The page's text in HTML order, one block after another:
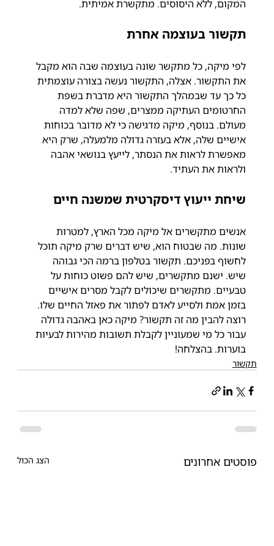
המקום, ללא היסוסים. מתקשרת אמיתית.
תקשור בעוצמה אחרת
לפי מיקה, כל מתקשר שונה בעוצמה שבה הוא מקבל
את התקשור. אצלה, התקשור נעשה בצורה עוצמתית
כל כך עד שבמהלך התקשור היא מדברת בשפת
החרטומים העתיקה ממצרים, שפה שלא למדה
מעולם. בנוסף, מיקה מדגישה כי לא מדובר בכוחות
אישיים שלה, אלא בעזרה גדולה מלמעלה, שרק היא
מאפשרת לראות את הנסתר, לייעץ בנושאי אהבה
ולראות את העתיד.
שיחת ייעוץ דיסקרטית שמשנה חיים
אנשים מתקשרים אל מיקה מכל הארץ, למטרות
שונות. מה שבטוח הוא, שיש דברים שרק מיקה תוכל
לחשוף בפניכם. תקשור בטלפון ברמה הכי גבוהה
שיש. ישנם מתקשרים, שיש להם פשוט כוחות על
טבעיים. מתקשרים שיכולים לקבל מסרים אישיים
בזמן אמת ולסייע לאדם לפתור את פאזל החיים שלו.
רוצה להבין מה זה תקשור? מיקה כאן באהבה גדולה
עבור כל מי שמעוניין לקבלת תשובות מהירות לבעיות
בוערות. בהצלחה!
תקשור
פוסטים אחרונים הצג הכול